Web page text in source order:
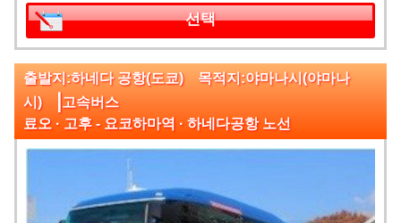
선택
출발지:하네다 공항(도쿄) 목적지:야마나시(야마나
시) |고속버스
료오 · 고후 - 요코하마역 · 하네다공항 노선